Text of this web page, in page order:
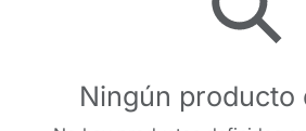
Ningún producto